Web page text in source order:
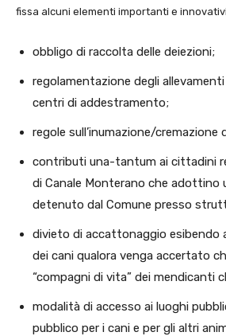
fissa alcuni elementi importanti e
obbligo di raccolta delle deiezioni;
regolamentazione degli
centri di addestramento;
regole sull’inumazione/cremazione
contributi una-tantum ai cittadini
di Canale Monterano che adottino
detenuto dal Comune presso
divieto di accattonaggio esibendo
dei cani qualora venga accertato
“compagni di vita” dei mendicanti
modalità di accesso ai luoghi
pubblico per i cani e per gli altri